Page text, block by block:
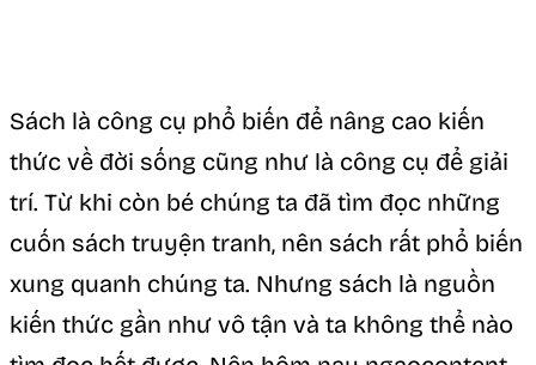
Sách là công cụ phổ biến để nâng cao kiến
thức về đời sống cũng như là công cụ để giải
trí. Từ khi còn bé chúng ta đã tìm đọc những
cuốn sách truyện tranh, nên sách rất phổ biến
xung quanh chúng ta. Nhưng sách là nguồn
kiến thức gần như vô tận và ta không thể nào